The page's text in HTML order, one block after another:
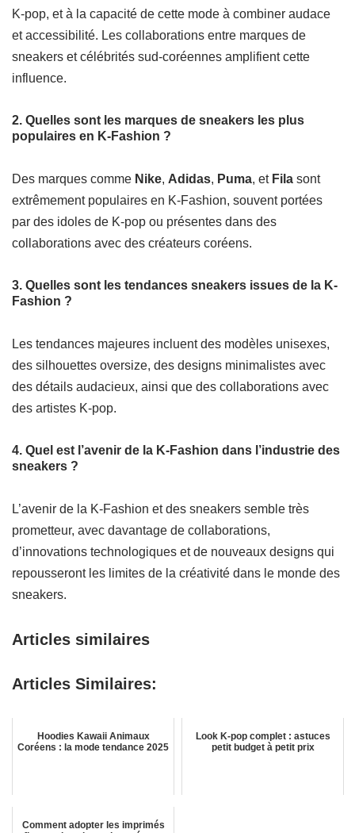
K-pop, et à la capacité de cette mode à combiner audace
et accessibilité. Les collaborations entre marques de
sneakers et célébrités sud-coréennes amplifient cette
influence.
2. Quelles sont les marques de sneakers les plus
populaires en K-Fashion ?
Des marques comme Nike, Adidas, Puma, et Fila sont
extrêmement populaires en K-Fashion, souvent portées
par des idoles de K-pop ou présentes dans des
collaborations avec des créateurs coréens.
3. Quelles sont les tendances sneakers issues de la K-
Fashion ?
Les tendances majeures incluent des modèles unisexes,
des silhouettes oversize, des designs minimalistes avec
des détails audacieux, ainsi que des collaborations avec
des artistes K-pop.
4. Quel est l’avenir de la K-Fashion dans l’industrie des
sneakers ?
L’avenir de la K-Fashion et des sneakers semble très
prometteur, avec davantage de collaborations,
d’innovations technologiques et de nouveaux designs qui
repousseront les limites de la créativité dans le monde des
sneakers.
Articles similaires
Articles Similaires:
Hoodies Kawaii Animaux
Coréens : la mode tendance 2025
Look K-pop complet : astuces
petit budget à petit prix
Comment adopter les imprimés